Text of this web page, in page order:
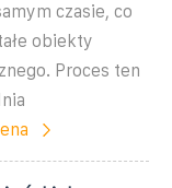
czasie, co
obiekty
Proces ten